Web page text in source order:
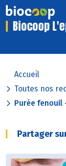
Biocoop
Accueil
Toutes nos
Purée fenouil
Partager